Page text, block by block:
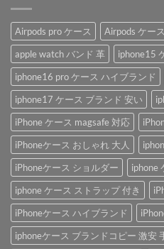
Airpods pro ケース Airpods ケース
apple watch バンド 革
iphone15
iphone16 pro ケース ハイブランド
iphone17 ケース ブランド 安い
iPhone ケース magsafe 対応
iPhoneケース おしゃれ 大人
iPhoneケース ショルダー
iphone
iphone ケース ストラップ 付き
iPhoneケース ハイブランド
iphoneケース ブランドコピー 激安